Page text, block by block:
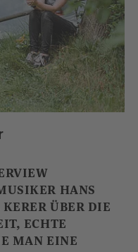
HANS
ÜBER DIE
ECHTE
MAN EINE